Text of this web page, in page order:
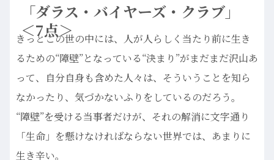
「ダラス・バイヤーズ・クラブ」
＜7点＞
きっとこの世の中には、人が人らしく当たり前に生き
るための“障壁”となっている“決まり”がまだまだ沢山あ
って、自分自身も含めた人々は、そういうことを知ら
なかったり、気づかないふりをしているのだろう。
“障壁”を受ける当事者だけが、それの解消に文字通り
「生命」を懸けなければならない世界では、あまりに
生き辛い。